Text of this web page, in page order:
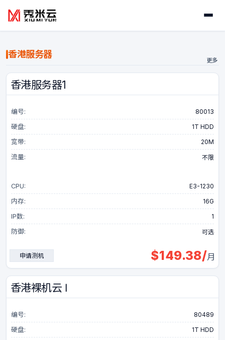
热销机型
裸机云
站群服务器
站群服务器
裸机云站群
云服务器
香港-国际线路
香港服务器
更多
香港服务器1
编号:
80013
硬盘:
1T HDD
宽带:
20M
流量:
不限
CPU:
E3-1230
内存:
16G
IP数:
1
防御:
可选
申请测机 $149.38/月
香港裸机云 Ⅰ
编号:
80489
硬盘:
1T HDD